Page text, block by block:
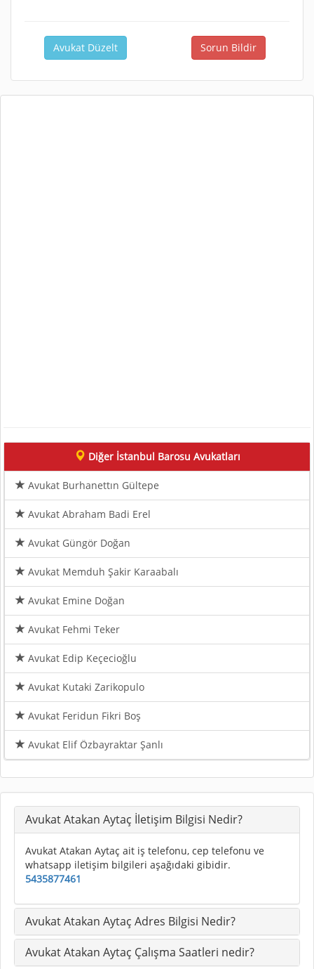
Avukat Düzelt Sorun Bildir
Diğer İstanbul Barosu Avukatları
Avukat Burhanettın Gültepe
Avukat Abraham Badi Erel
Avukat Güngör Doğan
Avukat Memduh Şakir Karaabalı
Avukat Emine Doğan
Avukat Fehmi Teker
Avukat Edip Keçecioğlu
Avukat Kutaki Zarikopulo
Avukat Feridun Fikri Boş
Avukat Elif Özbayraktar Şanlı
Avukat Atakan Aytaç İletişim Bilgisi Nedir?
Avukat Atakan Aytaç ait iş telefonu, cep telefonu ve
whatsapp iletişim bilgileri aşağıdaki gibidir.
5435877461
Avukat Atakan Aytaç Adres Bilgisi Nedir?
Avukat Atakan Aytaç Çalışma Saatleri nedir?